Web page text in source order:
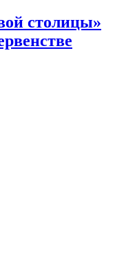
столицы»